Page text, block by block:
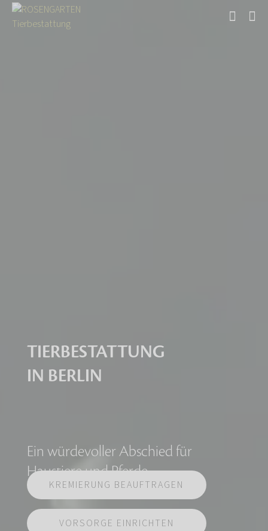
TIERBESTATTUNG
IN BERLIN
Ein würdevoller Abschied für
Haustiere und Pferde
KREMIERUNG BEAUFTRAGEN
VORSORGE EINRICHTEN